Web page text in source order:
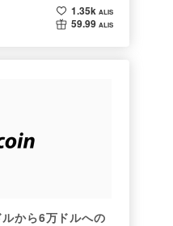
1.35k ALIS
59.99 ALIS
から6万ドルへの